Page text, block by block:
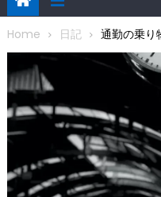
Home 日記 通勤の乗り